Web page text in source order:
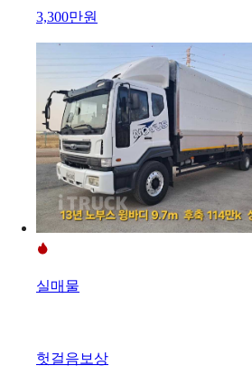
3,300만원
실매물
헛걸음보상